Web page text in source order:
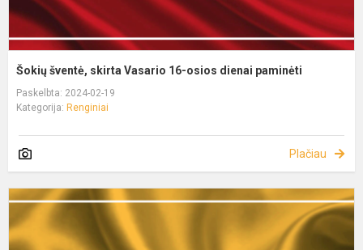
Šokių šventė, skirta Vasario 16-osios dienai paminėti
Paskelbta: 2024-02-19
Kategorija: Renginiai
Plačiau